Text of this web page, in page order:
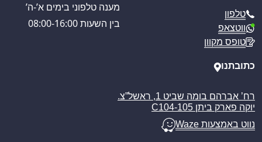
מדיניות הפרטיות
מדיניות משלוחים
ביטול עסקה
מאמרים
טלפון
ווטצאפ
טופס מקוון
מענה טלפוני בימים א’-ה’
בין השעות 08:00-16:00
כתובתנו
רח’ אברהם בומה שביט 1, ראשל”צ.
יוקה פארק ביתן C104-105
נווט באמצעות Waze